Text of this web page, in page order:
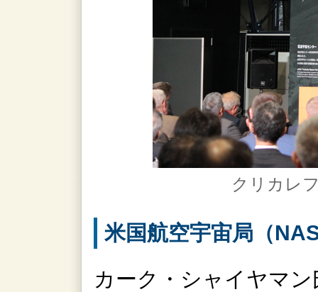
クリカレ
米国航空宇宙局（
カーク・シャイヤマ